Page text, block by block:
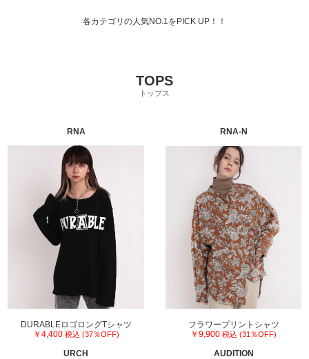
各カテゴリの人気NO.1をPICK UP！！
TOPS
トップス
RNA RNA-N
DURABLEロゴロングTシャツ
￥4,400 税込 (37％OFF)
フラワープリントシャツ
￥9,900 税込 (31％OFF)
URCH AUDITION